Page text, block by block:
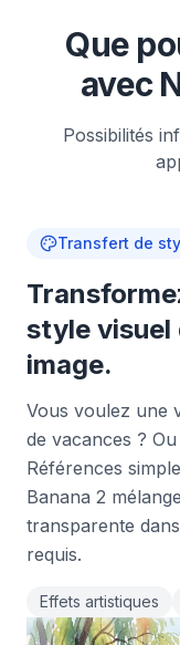
Que
avec
Possibilités
Transfert de
style visuel
image.
Vous voulez une
de vacances ?
Références
Banana 2
transparente
requis.
Effets artistiques